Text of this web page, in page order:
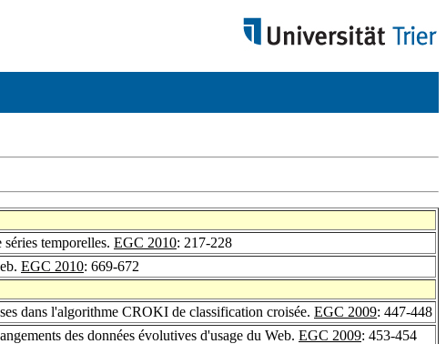
temporelles. EGC 2010: 217-228
EGC 2010: 669-672
dans l'algorithme CROKI de classification croisée. EGC 2009: 447-448
des données évolutives d'usage du Web. EGC 2009: 453-454